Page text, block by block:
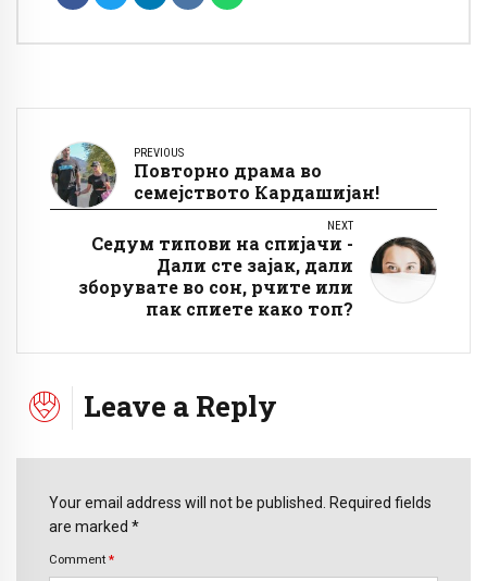
PREVIOUS
Повторно драма во
семејството Кардашијан!
NEXT
Седум типови на спијачи -
Дали сте зајак, дали
зборувате во сон, рчите или
пак спиете како топ?
Leave a Reply
Your email address will not be published. Required fields
are marked *
Comment *